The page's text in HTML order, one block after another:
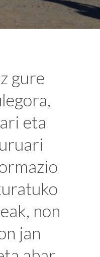
gure
eta
non
jan